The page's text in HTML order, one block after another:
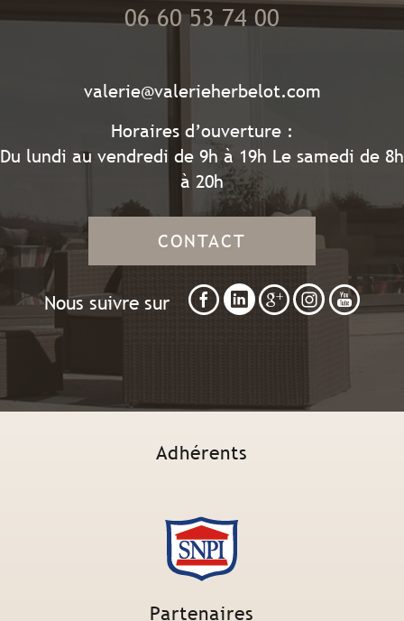
06 60 53 74 00
valerie@valerieherbelot.com
Horaires d’ouverture :
Du lundi au vendredi de 9h à 19h Le samedi de 8h
à 20h
CONTACT
Nous suivre sur
Adhérents
Partenaires